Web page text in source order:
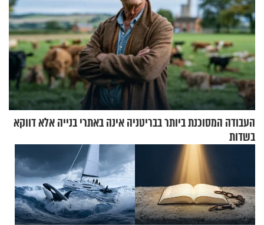
העבודה המסוכנת ביותר בבריטניה אינה באתרי בנייה אלא דווקא
בשדות